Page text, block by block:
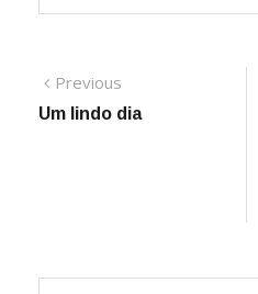
Navegação
de
Previous
post:
Um lindo dia